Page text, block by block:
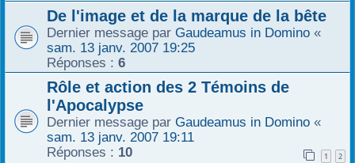
De l'image et de la marque de la bête
Dernier message par Gaudeamus in Domino «
sam. 13 janv. 2007 19:25
Réponses : 6
Rôle et action des 2 Témoins de
l'Apocalypse
Dernier message par Gaudeamus in Domino «
sam. 13 janv. 2007 19:11
Réponses : 10 1 2